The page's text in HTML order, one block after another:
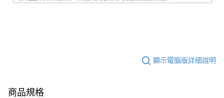
顯示電腦版詳細說明
商品規格